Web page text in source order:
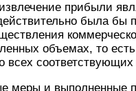
прибыли
была бы
объемах, то
соответствующих
меры и выполненные